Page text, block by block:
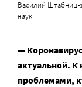
Василий
наук
—
актуальной.
проблемами,